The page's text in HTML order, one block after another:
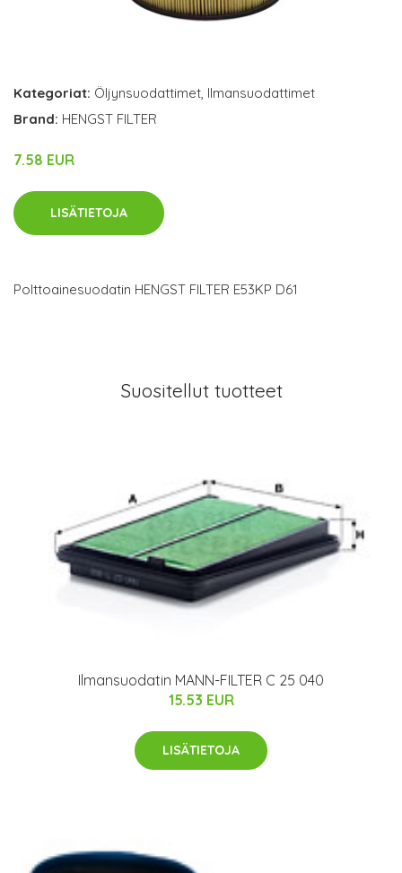
Kategoriat: Öljynsuodattimet, Ilmansuodattimet
Brand: HENGST FILTER
7.58 EUR
LISÄTIETOJA
Polttoainesuodatin HENGST FILTER E53KP D61
Suositellut tuotteet
Ilmansuodatin MANN-FILTER C 25 040
15.53 EUR
LISÄTIETOJA